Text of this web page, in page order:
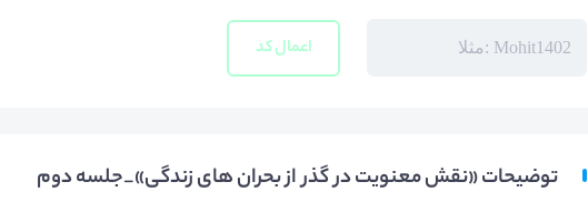
اعمال کد
توضیحات «نقش معنویت در گذر از بحران های زندگی»_جلسه دوم